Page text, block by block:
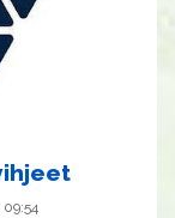
09:54